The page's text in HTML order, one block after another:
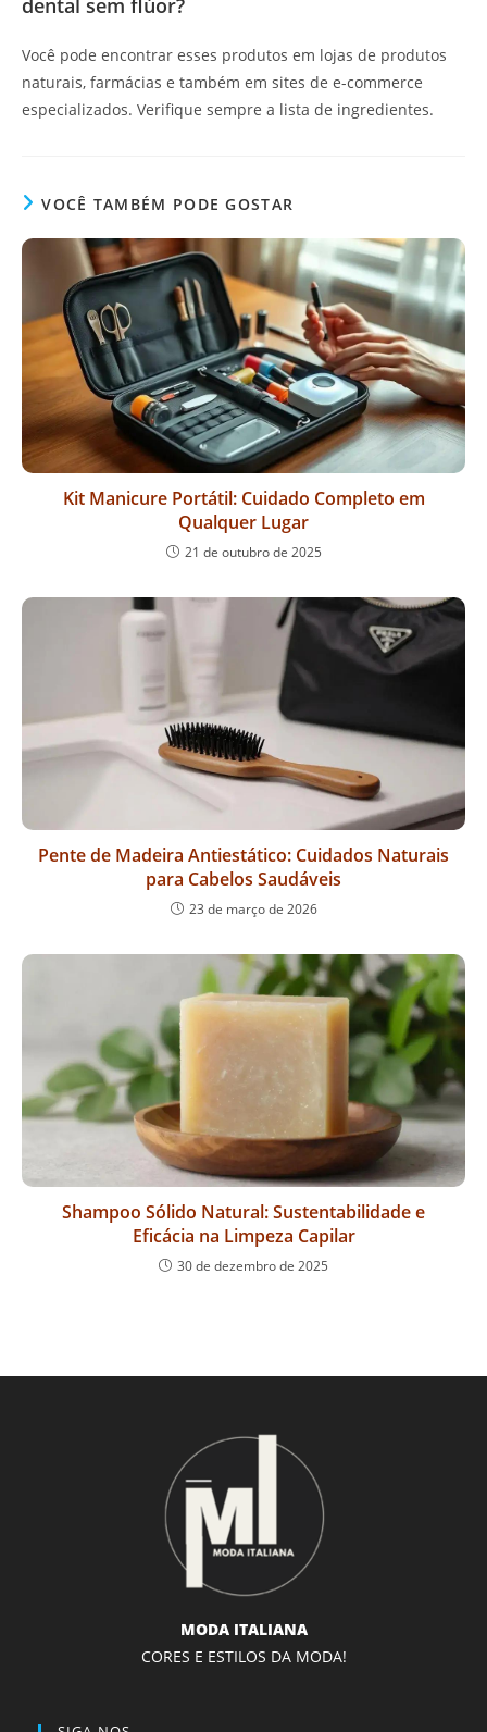
Você pode encontrar esses produtos em lojas de produtos
naturais, farmácias e também em sites de e-commerce
especializados. Verifique sempre a lista de ingredientes.
VOCÊ TAMBÉM PODE GOSTAR
Kit Manicure Portátil: Cuidado Completo em
Qualquer Lugar
21 de outubro de 2025
Pente de Madeira Antiestático: Cuidados Naturais
para Cabelos Saudáveis
23 de março de 2026
Shampoo Sólido Natural: Sustentabilidade e
Eficácia na Limpeza Capilar
30 de dezembro de 2025
MODA ITALIANA
CORES E ESTILOS DA MODA!